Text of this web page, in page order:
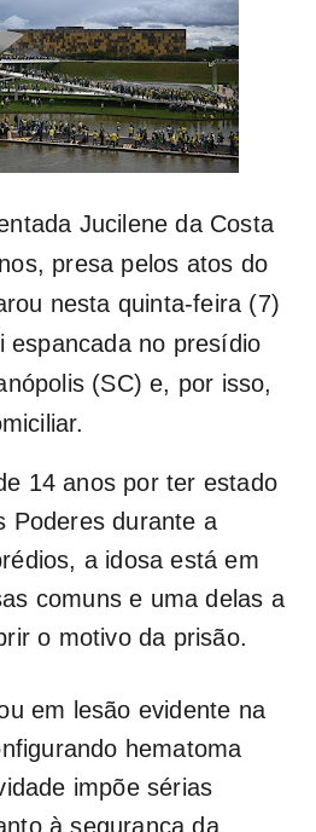
Jucilene da Costa
presa pelos atos do
nesta quinta-feira (7)
espancada no presídio
(SC) e, por isso,
14 anos por ter estado
Poderes durante a
a idosa está em
comuns e uma delas a
o motivo da prisão.
em lesão evidente na
hematoma
impõe sérias
à segurança da